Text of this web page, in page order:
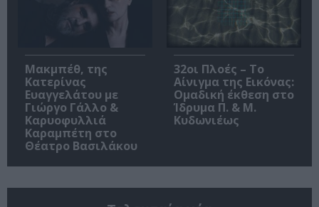
Μακμπέθ, της
Κατερίνας
Ευαγγελάτου με
Γιώργο Γάλλο &
Καρυοφυλλιά
Καραμπέτη στο
Θέατρο Βασιλάκου
32οι Πλοές – Το
Αίνιγμα της Εικόνας:
Ομαδική έκθεση στο
Ίδρυμα Π. & Μ.
Κυδωνιέως